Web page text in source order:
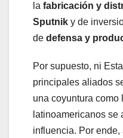
la fabricación y
Sputnik y de
de defensa y
Por supuesto, ni
principales aliados
una coyuntura
latinoamericanos se
influencia. Por